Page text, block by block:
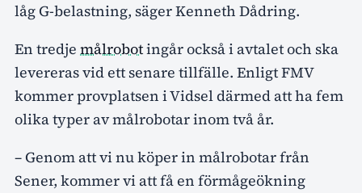
låg G-belastning, säger Kenneth Dådring.
En tredje målrobotingår också i avtalet och ska
levereras vid ett senare tillfälle. Enligt FMV
kommer provplatsen i Vidsel därmed att ha fem
olika typer av målrobotar inom två år.
– Genom att vi nu köper in målrobotar från
Sener, kommer vi att få en förmågeökning